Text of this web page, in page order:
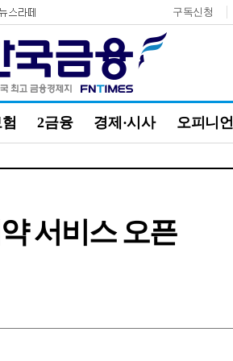
구독신청
2금융 경제·시사 오피니언
서비스 오픈